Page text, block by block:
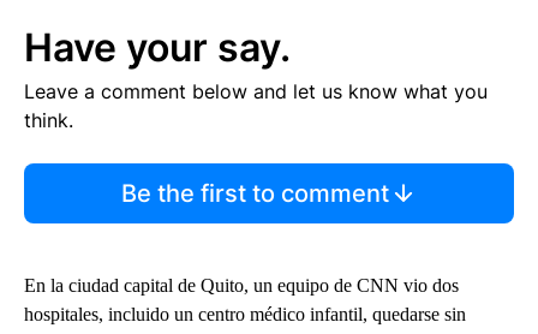
Have your say.
Leave a comment below and let us know what you
think.
Be the first to comment
En la ciudad capital de Quito, un equipo de CNN vio dos
hospitales, incluido un centro médico infantil, quedarse sin